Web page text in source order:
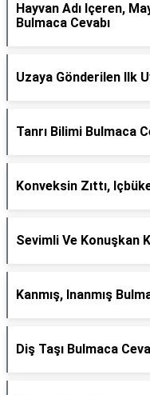
Hayvan Adı Içeren,
Bulmaca Cevabı
Uzaya Gönderilen Ilk
Tanrı Bilimi Bulmaca
Konveksin Zıttı,
Sevimli Ve Konuşkan
Kanmış, Inanmış
Diş Taşı Bulmaca